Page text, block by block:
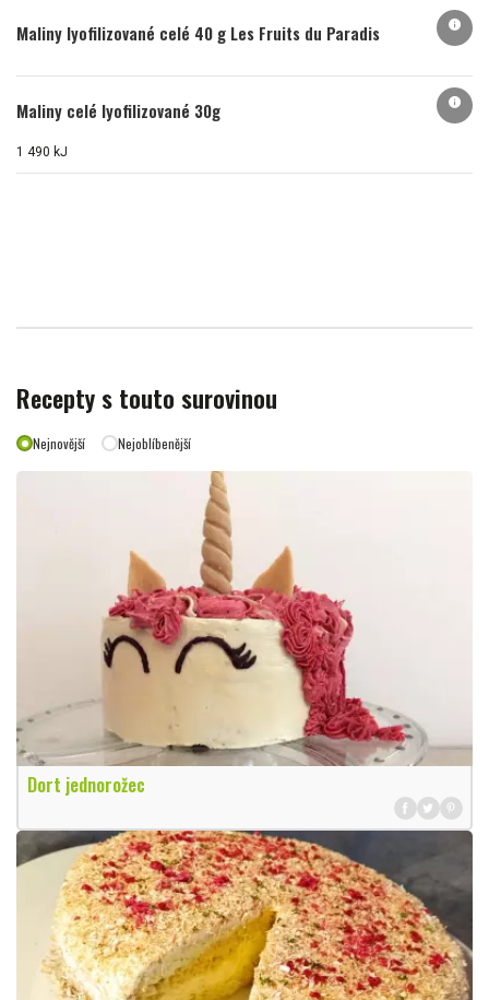
Maliny lyofilizované celé 40 g Les Fruits du Paradis info
Maliny celé lyofilizované 30g
1 490 kJ
info
Recepty s touto surovinou
Nejnovější Nejoblíbenější
Dort jednorožec